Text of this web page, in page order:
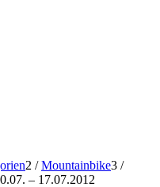
2 / Mountainbike3 /
– 17.07.2012